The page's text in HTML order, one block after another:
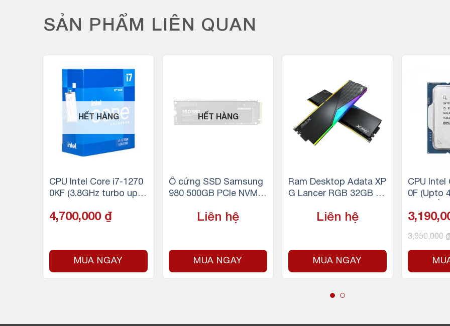
SẢN PHẨM LIÊN QUAN
HẾT HÀNG
CPU Intel Core i7-1270
0KF (3.8GHz turbo up t
ồng, 25MB Cache, 125
4,700,000 ₫
MUA NGAY
HẾT HÀNG
Ổ cứng SSD Samsung
980 500GB PCIe NVMe
Ghi 2600MB/s)
Liên hệ
MUA NGAY
Ram Desktop Adata XP
G Lancer RGB 32GB (2
Liên hệ
MUA NGAY
CPU Intel
0F (Upto
e, 65W) –
3,950,000₫